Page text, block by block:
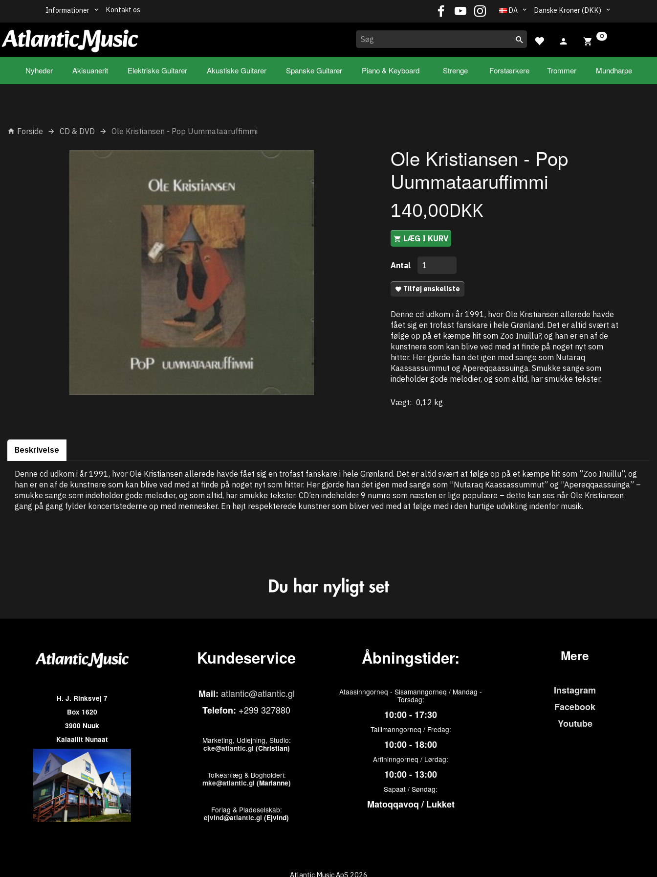
Danske Kroner (DKK)
DA
Informationer Kontakt os
0
Nyheder Akisuanerit Elektriske Guitarer Akustiske Guitarer Spanske Guitarer Piano & Keyboard Strenge Forstærkere Trommer Mundharpe
Forside CD & DVD Ole Kristiansen - Pop Uummataaruffimmi
Ole Kristiansen - Pop
Uummataaruffimmi
140,00DKK
LÆG I KURV
Antal
Tilføj ønskeliste
Denne cd udkom i år 1991, hvor Ole Kristiansen allerede havde
fået sig en trofast fanskare i hele Grønland. Det er altid svært at
følge op på et kæmpe hit som Zoo Inuillu?, og han er en af de
kunstnere som kan blive ved med at finde på noget nyt som
hitter. Her gjorde han det igen med sange som Nutaraq
Kaassassummut og Apereqqaassuinga. Smukke sange som
indeholder gode melodier, og som altid, har smukke tekster.
Vægt: 0,12 kg
Beskrivelse
Denne cd udkom i år 1991, hvor Ole Kristiansen allerede havde fået sig en trofast fanskare i hele Grønland. Det er altid svært at følge op på et kæmpe hit som ”Zoo Inuillu”, og
han er en af de kunstnere som kan blive ved med at finde på noget nyt som hitter. Her gjorde han det igen med sange som ”Nutaraq Kaassassummut” og ”Apereqqaassuinga” –
smukke sange som indeholder gode melodier, og som altid, har smukke tekster. CD’en indeholder 9 numre som næsten er lige populære – dette kan ses når Ole Kristiansen
gang på gang fylder koncertstederne op med mennesker. En højt respekterede kunstner som bliver ved med at følge med i den hurtige udvikling indenfor musik.
H. J. Rinksvej 7
Box 1620
3900 Nuuk
Kalaallit Nunaat
Kundeservice
Mail: atlantic@atlantic.gl
Telefon: +299 327880
Marketing, Udlejning, Studio:
cke@atlantic.gl (Christian)
Tolkeanlæg & Bogholderi:
mke@atlantic.gl (Marianne)
Forlag & Pladeselskab:
ejvind@atlantic.gl (Ejvind)
Åbningstider:
Ataasinngorneq - Sisamanngorneq / Mandag -
Torsdag:
10:00 - 17:30
Tallimanngorneq / Fredag:
10:00 - 18:00
Arfininngorneq / Lørdag:
10:00 - 13:00
Sapaat / Søndag:
Matoqqavoq / Lukket
Mere
Instagram
Facebook
Youtube
Atlantic Music ApS 2026